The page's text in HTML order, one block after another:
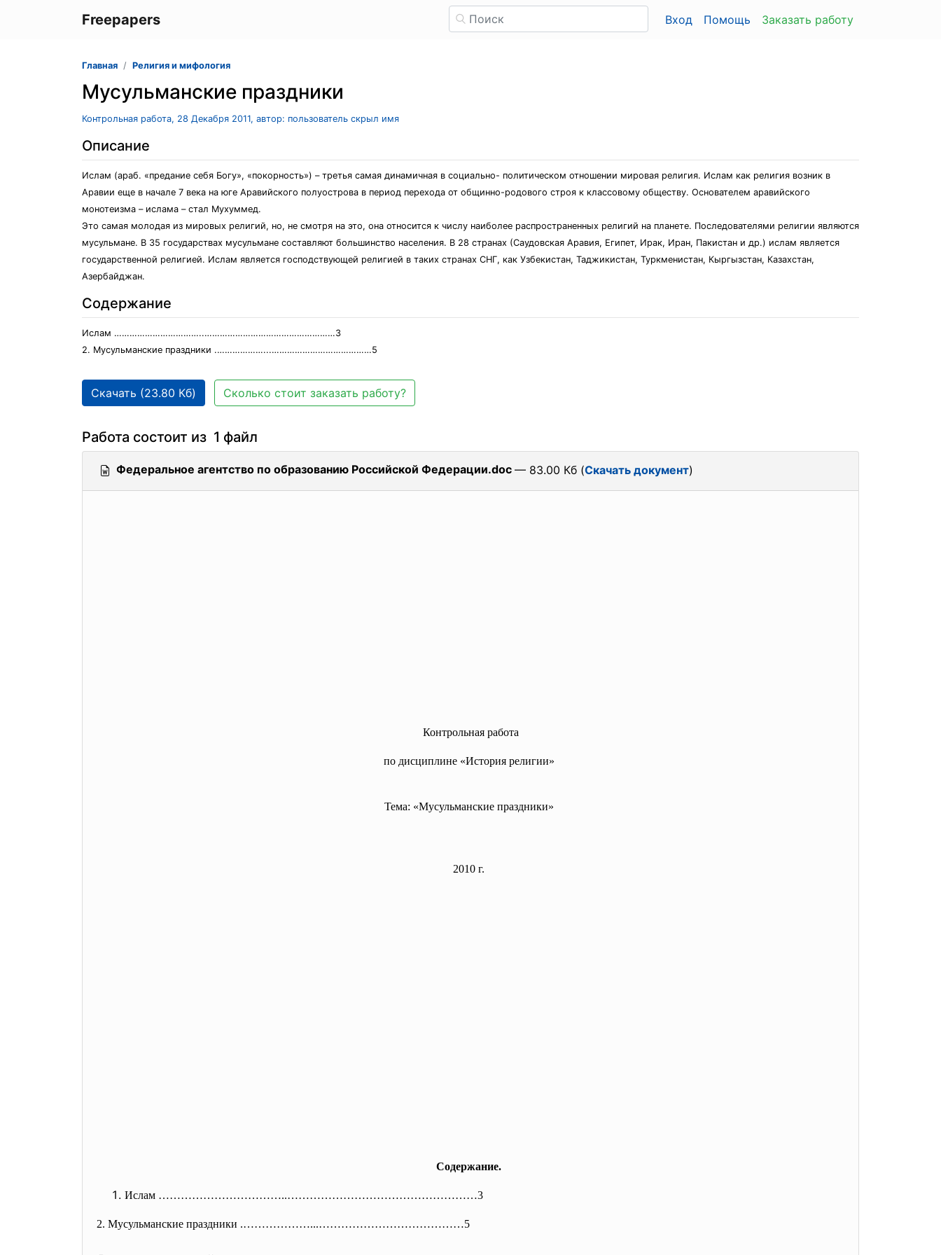
Freepapers Вход Помощь Заказать работу
Главная Религия и мифология
Мусульманские праздники
Контрольная работа, 28 Декабря 2011, автор: пользователь скрыл имя
Описание
Ислам (араб. «предание себя Богу», «покорность») – третья самая динамичная в социально- политическом отношении мировая религия. Ислам как религия возник в
Аравии еще в начале 7 века на юге Аравийского полуострова в период перехода от общинно-родового строя к классовому обществу. Основателем аравийского
монотеизма – ислама – стал Мухуммед.
Это самая молодая из мировых религий, но, не смотря на это, она относится к числу наиболее распространенных религий на планете. Последователями религии являются
мусульмане. В 35 государствах мусульмане составляют большинство населения. В 28 странах (Саудовская Аравия, Египет, Ирак, Иран, Пакистан и др.) ислам является
государственной религией. Ислам является господствующей религией в таких странах СНГ, как Узбекистан, Таджикистан, Туркменистан, Кыргызстан, Казахстан,
Азербайджан.
Содержание
Ислам ……………………………..……………………………………………3
2. Мусульманские праздники .………………...…………………………………5
Скачать (23.80 Кб) Сколько стоит заказать работу?
Работа состоит из 1 файл
Федеральное агентство по образованию Российской Федерации.doc — 83.00 Кб (Скачать документ)
Контрольная работа
по дисциплине «История религии»
Тема: «Мусульманские праздники»
2010 г.
Содержание.
Ислам ……………………………..……………………………………………3
2. Мусульманские праздники .………………...…………………………………5